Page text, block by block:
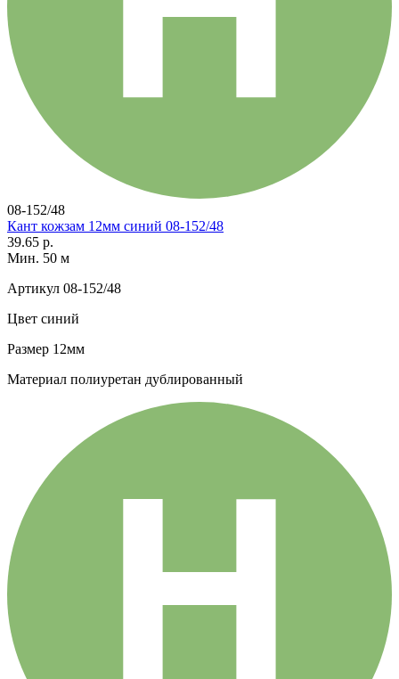
08-152/48
Кант кожзам 12мм синий 08-152/48
39.65 р.
Мин. 50 м
Артикул 08-152/48
Цвет синий
Размер 12мм
Материал полиуретан дублированный